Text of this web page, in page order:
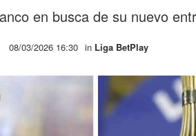
en busca de su nuevo
08/03/2026 16:30 in Liga BetPlay